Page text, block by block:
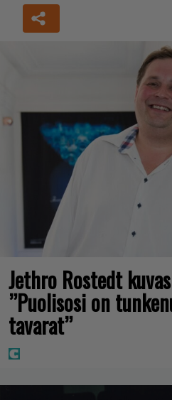
Jethro Rostedt
”Puolisosi on
tavarat”